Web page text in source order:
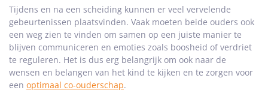
Tijdens en na een scheiding kunnen er veel vervelende
gebeurtenissen plaatsvinden. Vaak moeten beide ouders ook
een weg zien te vinden om samen op een juiste manier te
blijven communiceren en emoties zoals boosheid of verdriet
te reguleren. Het is dus erg belangrijk om ook naar de
wensen en belangen van het kind te kijken en te zorgen voor
een optimaal co-ouderschap.